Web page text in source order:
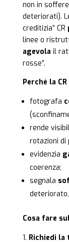
non in
deteriorati).
creditizia” CR
linee o
agevola il
rosse”.
Perché la
fotografa
rende
rotazioni di
evidenzia
coerenza;
segnala
Cosa fare
Richiedi la